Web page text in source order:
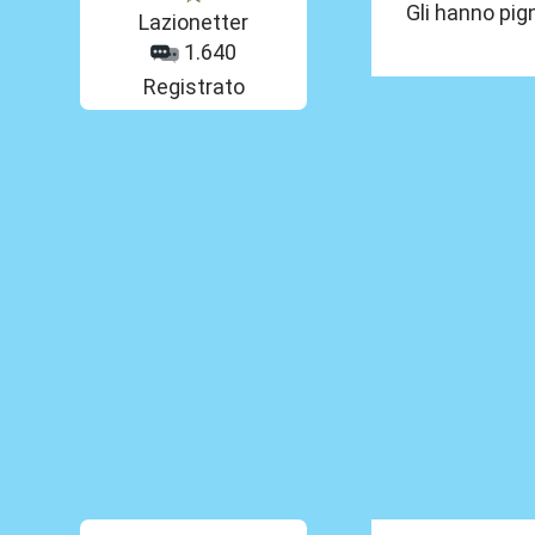
Lazionetter
1.640
Registrato
Gli hanno